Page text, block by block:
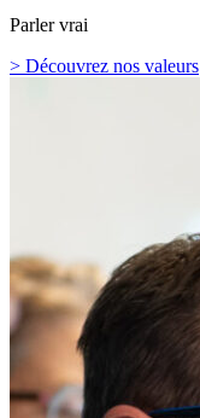
Parler vrai
> Découvrez nos valeurs